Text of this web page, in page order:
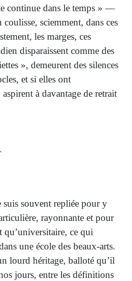
continue dans le temps » —
coulisse, sciemment, dans ces
les marges, ces
disparaissent comme des
», demeurent des silences
et si elles ont
à davantage de retrait
suis souvent repliée pour y
rayonnante et pour
qu’universitaire, ce qui
une école des beaux-arts.
lourd héritage, balloté qu’il
jours, entre les définitions